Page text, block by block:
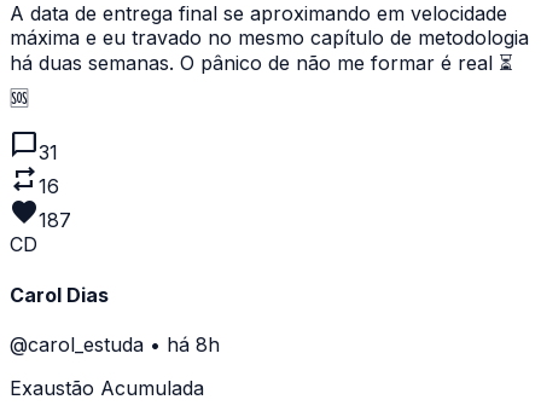
A data de entrega final se aproximando em velocidade
máxima e eu travado no mesmo capítulo de metodologia
há duas semanas. O pânico de não me formar é real ⏳
🆘
chat_bubble31
repeat16
favorite187
CD
Carol Dias
@carol_estuda • há 8h
Exaustão Acumulada